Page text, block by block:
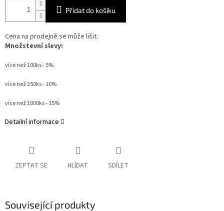
Přidat do košíku
Cena na prodejně se může lišit.
Množstevní slevy:
více než 100ks - 5%
více než 250ks - 10%
více než 1000ks - 15%
Detailní informace
ZEPTAT SE HLÍDAT SDÍLET
Související produkty